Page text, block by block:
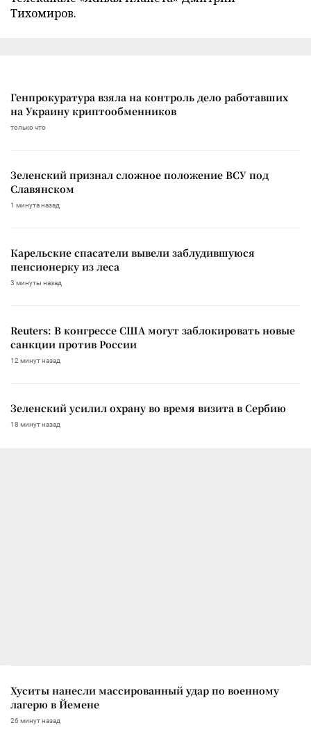
Тихомиров.
Генпрокуратура взяла на контроль дело работавших
на Украину криптообменников
только что
Зеленский признал сложное положение ВСУ под
Славянском
1 минута назад
Карельские спасатели вывели заблудившуюся
пенсионерку из леса
3 минуты назад
Reuters: В конгрессе США могут заблокировать новые
санкции против России
12 минут назад
Зеленский усилил охрану во время визита в Сербию
18 минут назад
Хуситы нанесли массированный удар по военному
лагерю в Йемене
26 минут назад